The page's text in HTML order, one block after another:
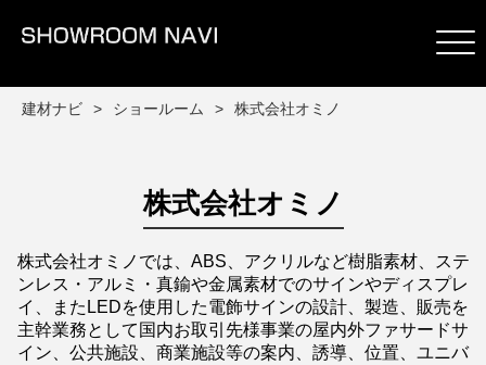
建材ナビ ショールーム 株式会社オミノ
株式会社オミノ
株式会社オミノでは、ABS、アクリルなど樹脂素材、ステ
ンレス・アルミ・真鍮や金属素材でのサインやディスプレ
イ、またLEDを使用した電飾サインの設計、製造、販売を
主幹業務として国内お取引先様事業の屋内外ファサードサ
イン、公共施設、商業施設等の案内、誘導、位置、ユニバ